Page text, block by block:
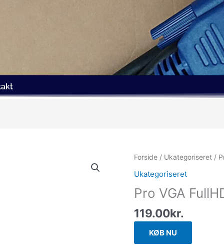
Forside / Ukategoriseret /
Ukategoriseret
Pro VGA
119.00kr.
KØB NU